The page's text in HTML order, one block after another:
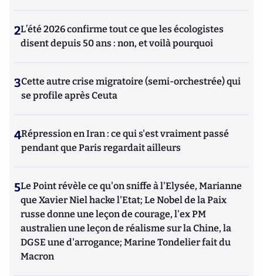
2L’été 2026 confirme tout ce que les écologistes
disent depuis 50 ans : non, et voilà pourquoi
3Cette autre crise migratoire (semi-orchestrée) qui
se profile après Ceuta
4Répression en Iran : ce qui s'est vraiment passé
pendant que Paris regardait ailleurs
5Le Point révèle ce qu'on sniffe à l'Elysée, Marianne
que Xavier Niel hacke l'Etat; Le Nobel de la Paix
russe donne une leçon de courage, l'ex PM
australien une leçon de réalisme sur la Chine, la
DGSE une d'arrogance; Marine Tondelier fait du
Macron